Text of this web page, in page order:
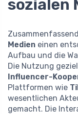
sozialen
Medien einen
Aufbau und die
Die Nutzung
Influencer-
Plattformen wie
wesentlichen
gemacht. Die